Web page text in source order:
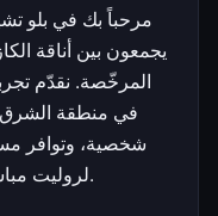
مرحباً بك في بلو
يجمعون بين أناقة
المرخّصة. نقدّم
في منطقة الشرق
لروليت مباشر آمن وسريع عبر مزوّدين عالميين.